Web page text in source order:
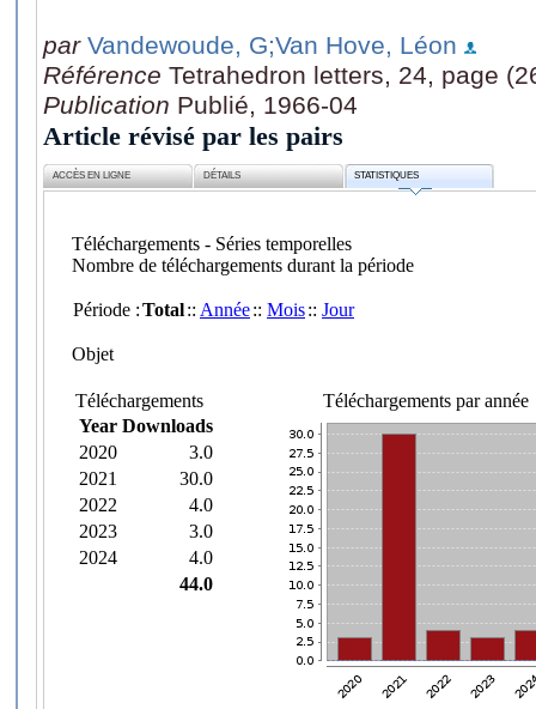
par Vandewoude, G;Van Hove, Léon
Référence Tetrahedron letters, 24, page
Publication Publié, 1966-04
Article révisé par les pairs
ACCÈS EN LIGNE DÉTAILS STATISTIQUES